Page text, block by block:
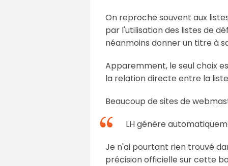
On reproche souvent aux
par l'utilisation des listes de
néanmoins donner un titre à
Apparemment, le seul choix
la relation directe entre la
Beaucoup de sites de
LH génère
Je n'ai pourtant rien trouvé
précision officielle sur cette